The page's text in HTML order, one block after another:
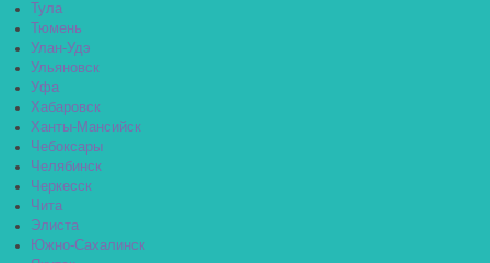
Тула
Тюмень
Улан-Удэ
Ульяновск
Уфа
Хабаровск
Ханты-Мансийск
Чебоксары
Челябинск
Черкесск
Чита
Элиста
Южно-Сахалинск